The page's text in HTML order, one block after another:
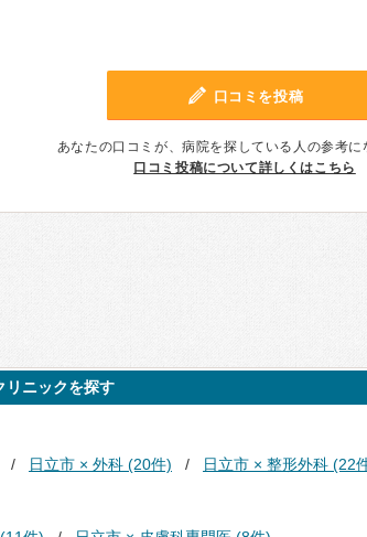
口コミを投稿
あなたの口コミが、病院を探している人の参考に
口コミ投稿について詳しくはこちら
リニックを探す
日立市 × 外科 (20件) 日立市 × 整形外科 (22